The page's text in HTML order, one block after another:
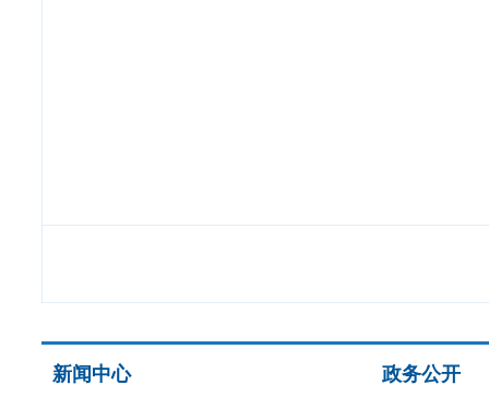
新闻中心 政务公开